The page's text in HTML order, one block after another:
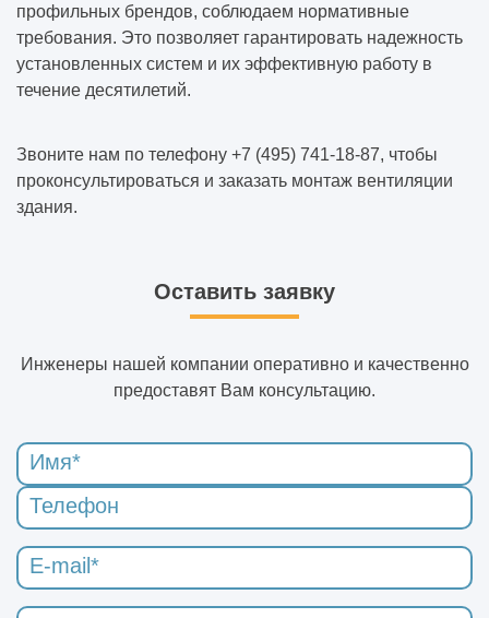
профильных брендов, соблюдаем нормативные
требования. Это позволяет гарантировать надежность
установленных систем и их эффективную работу в
течение десятилетий.
Звоните нам по телефону +7 (495) 741-18-87, чтобы
проконсультироваться и заказать монтаж вентиляции
здания.
Оставить заявку
Инженеры нашей компании оперативно и качественно
предоставят Вам консультацию.